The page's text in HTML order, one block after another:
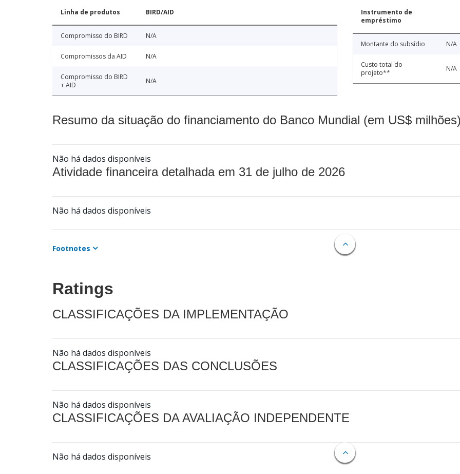
Linha de produtos BIRD/AID
Compromisso do BIRD N/A
Compromissos da AID N/A
Compromisso do BIRD
+ AID
N/A
Instrumento de
empréstimo
Montante do subsídio N/A
Custo total do
projeto**
N/A
Resumo da situação do financiamento do Banco Mundial (em US$
Não há dados disponíveis
Atividade financeira detalhada em 31 de julho de 2026
Não há dados disponíveis
Footnotes
Ratings
CLASSIFICAÇÕES DA IMPLEMENTAÇÃO
Não há dados disponíveis
CLASSIFICAÇÕES DAS CONCLUSÕES
Não há dados disponíveis
CLASSIFICAÇÕES DA AVALIAÇÃO INDEPENDENTE
Não há dados disponíveis